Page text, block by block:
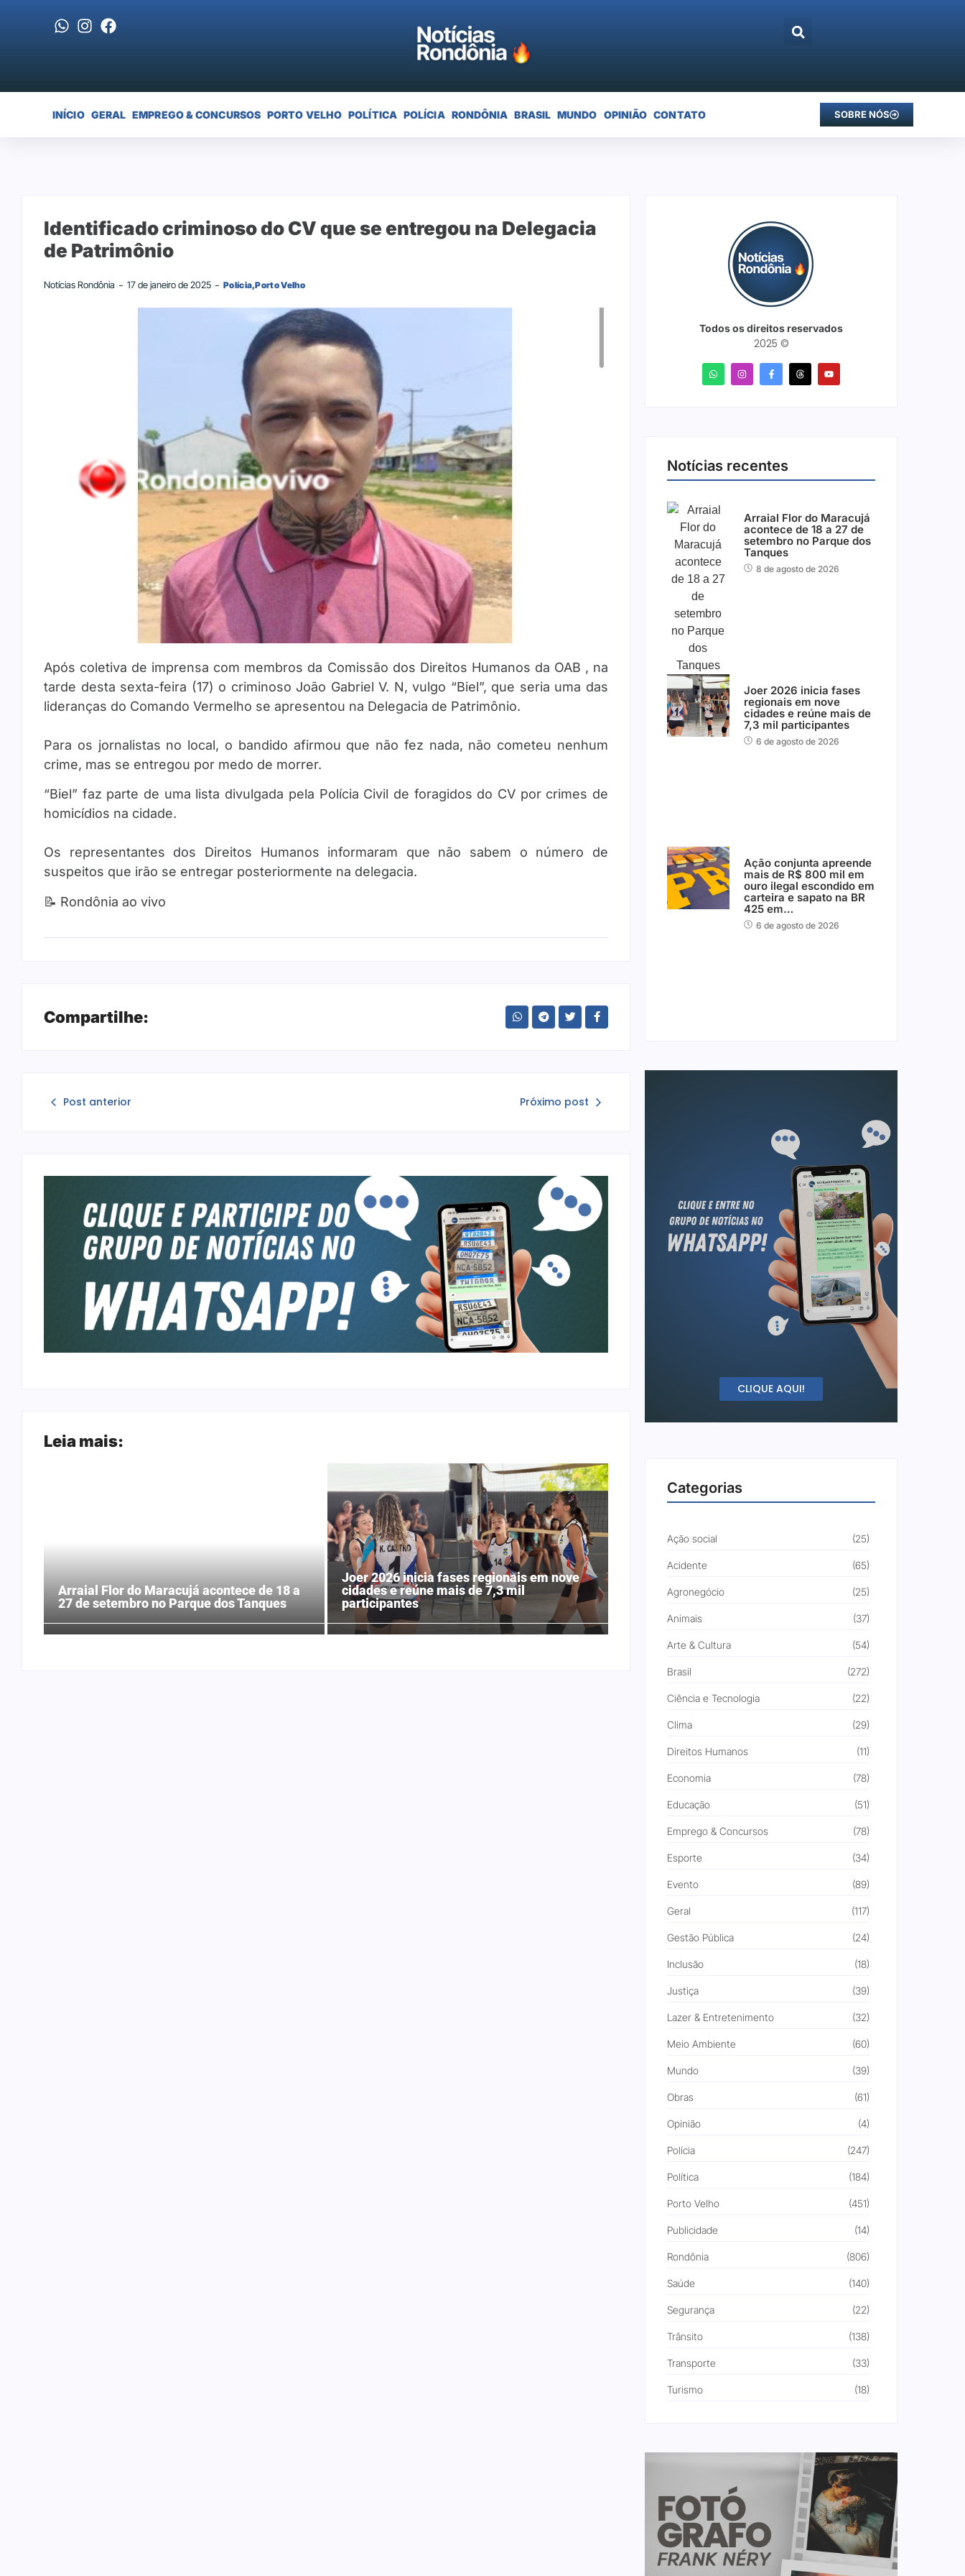
INÍCIO GERAL EMPREGO & CONCURSOS PORTO VELHO POLÍTICA POLÍCIA RONDÔNIA BRASIL MUNDO OPINIÃO CONTATO SOBRE NÓS
Identificado criminoso do CV que se entregou na Delegacia
de Patrimônio
Notícias Rondônia 17 de janeiro de 2025 Polícia,Porto Velho
Após coletiva de imprensa com membros da Comissão dos Direitos Humanos da OAB , na
tarde desta sexta-feira (17) o criminoso João Gabriel V. N, vulgo “Biel”, que seria uma das
lideranças do Comando Vermelho se apresentou na Delegacia de Patrimônio.
Para os jornalistas no local, o bandido afirmou que não fez nada, não cometeu nenhum
crime, mas se entregou por medo de morrer.
“Biel” faz parte de uma lista divulgada pela Polícia Civil de foragidos do CV por crimes de
homicídios na cidade.
Os representantes dos Direitos Humanos informaram que não sabem o número de
suspeitos que irão se entregar posteriormente na delegacia.
📝 Rondônia ao vivo
Compartilhe:
Post anterior Próximo post
Leia mais:
Arraial Flor do Maracujá acontece de 18 a
27 de setembro no Parque dos Tanques
Joer 2026 inicia fases regionais em nove
cidades e reúne mais de 7,3 mil
participantes
Todos os direitos reservados
2025 ©
Notícias recentes
Arraial Flor do Maracujá
acontece de 18 a 27 de
setembro no Parque dos
Tanques
8 de agosto de 2026
Joer 2026 inicia fases
regionais em nove
cidades e reúne mais de
7,3 mil participantes
6 de agosto de 2026
Ação conjunta apreende
mais de R$ 800 mil em
ouro ilegal escondido em
carteira e sapato na BR
425 em…
6 de agosto de 2026
CLIQUE AQUI!
Categorias
Ação social (25)
Acidente (65)
Agronegócio (25)
Animais (37)
Arte & Cultura (54)
Brasil (272)
Ciência e Tecnologia (22)
Clima (29)
Direitos Humanos (11)
Economia (78)
Educação (51)
Emprego & Concursos (78)
Esporte (34)
Evento (89)
Geral (117)
Gestão Pública (24)
Inclusão (18)
Justiça (39)
Lazer & Entretenimento (32)
Meio Ambiente (60)
Mundo (39)
Obras (61)
Opinião (4)
Polícia (247)
Política (184)
Porto Velho (451)
Publicidade (14)
Rondônia (806)
Saúde (140)
Segurança (22)
Trânsito (138)
Transporte (33)
Turismo (18)